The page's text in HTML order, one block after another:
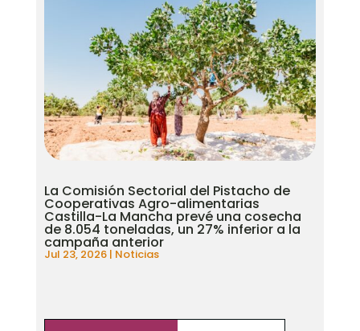
La Comisión Sectorial del Pistacho de
Cooperativas Agro-alimentarias
Castilla-La Mancha prevé una cosecha
de 8.054 toneladas, un 27% inferior a la
campaña anterior
Jul 23, 2026| Noticias